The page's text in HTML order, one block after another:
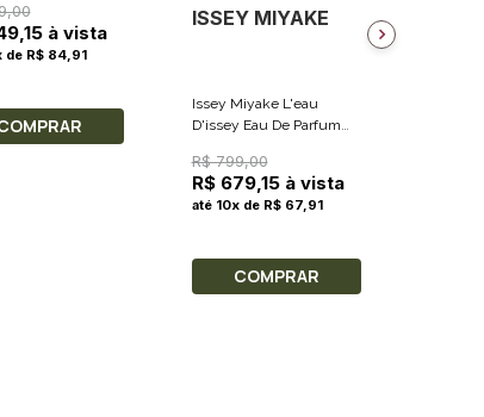
100ml
à vista
de R$ 84,91
ISSEY MIYAKE
Issey Miyake L'eau
D'issey Eau De Parfum
Feminino 50ml
R$ 799,00
R$ 679,15 à vista
até 10x de R$ 67,91
COMPRAR